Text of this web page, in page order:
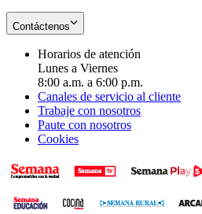
Contáctenos
Horarios de atención
Lunes a Viernes
8:00 a.m. a 6:00 p.m.
Canales de servicio al cliente
Trabaje con nosotros
Paute con nosotros
Cookies